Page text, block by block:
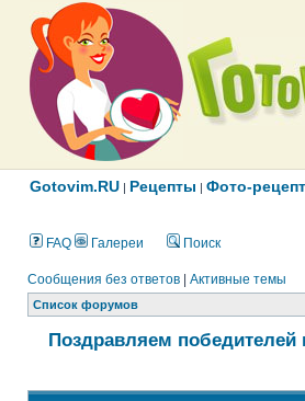
Gotovim.RU | Рецепты | Фото-
FAQ Галереи Поиск
Сообщения без ответов Активные темы
Список форумов
Поздравляем